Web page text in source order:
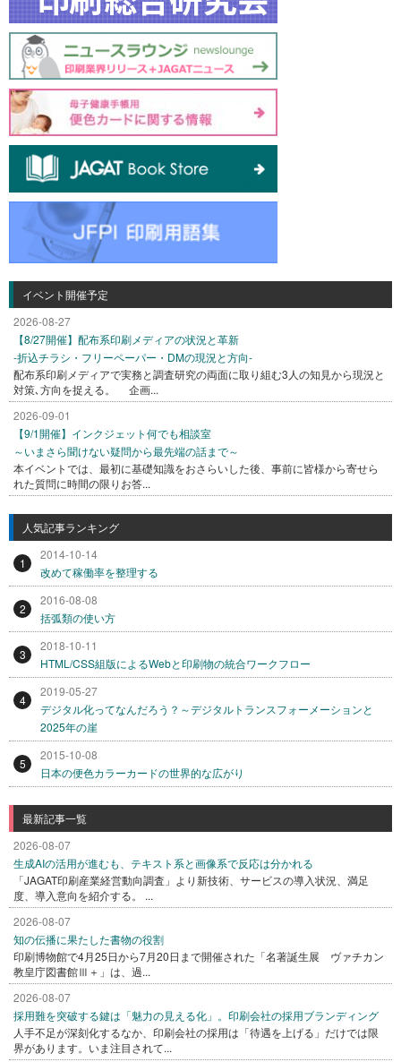
イベント開催予定
2026-08-27
【8/27開催】配布系印刷メディアの状況と革新
-折込チラシ・フリーペーパー・DMの現況と方向-
配布系印刷メディアで実務と調査研究の両面に取り組む3人の知見から現況と
対策､方向を捉える。 企画...
2026-09-01
【9/1開催】インクジェット何でも相談室
～いまさら聞けない疑問から最先端の話まで～
本イベントでは、最初に基礎知識をおさらいした後、事前に皆様から寄せら
れた質問に時間の限りお答...
人気記事ランキング
1
2014-10-14
改めて稼働率を整理する
2
2016-08-08
括弧類の使い方
3
2018-10-11
HTML/CSS組版によるWebと印刷物の統合ワークフロー
4
2019-05-27
デジタル化ってなんだろう？～デジタルトランスフォーメーションと
2025年の崖
5
2015-10-08
日本の便色カラーカードの世界的な広がり
最新記事一覧
2026-08-07
生成AIの活用が進むも、テキスト系と画像系で反応は分かれる
「JAGAT印刷産業経営動向調査」より新技術、サービスの導入状況、満足
度、導入意向を紹介する。 ...
2026-08-07
知の伝播に果たした書物の役割
印刷博物館で4月25日から7月20日まで開催された「名著誕生展 ヴァチカン
教皇庁図書館Ⅲ＋」は、過...
2026-08-07
採用難を突破する鍵は「魅力の見える化」。印刷会社の採用ブランディング
人手不足が深刻化するなか、印刷会社の採用は「待遇を上げる」だけでは限
界があります。いま注目されて...